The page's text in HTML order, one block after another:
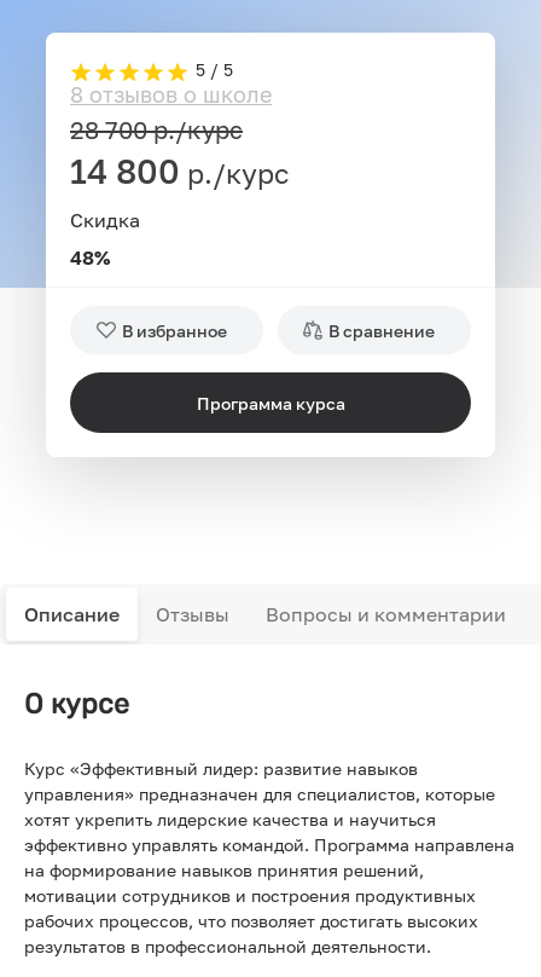
5 / 5
8 отзывов о школе
28 700р./курс
14 800 р./курс
Скидка
48%
В избранное В сравнение
Программа курса
Описание Отзывы Вопросы и комментарии
О курсе
Курс «Эффективный лидер: развитие навыков
управления» предназначен для специалистов, которые
хотят укрепить лидерские качества и научиться
эффективно управлять командой. Программа направлена
на формирование навыков принятия решений,
мотивации сотрудников и построения продуктивных
рабочих процессов, что позволяет достигать высоких
результатов в профессиональной деятельности.